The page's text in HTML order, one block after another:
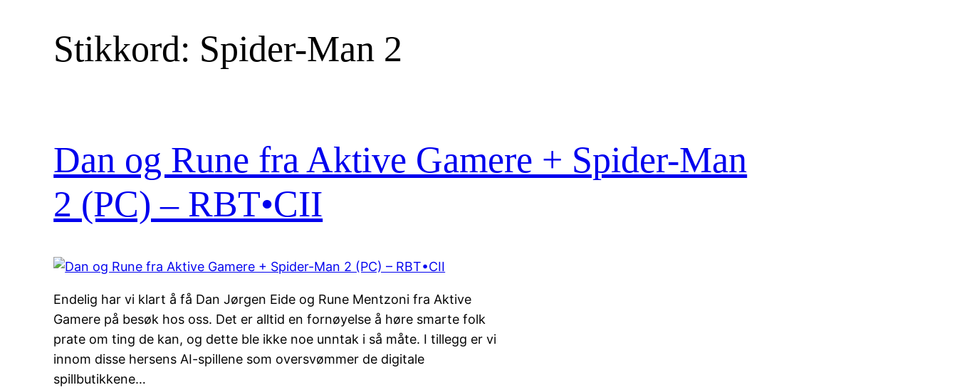
Stikkord: Spider-Man 2
Dan og Rune fra Aktive Gamere + Spider-Man
2 (PC) – RBT•CII
Endelig har vi klart å få Dan Jørgen Eide og Rune Mentzoni fra Aktive
Gamere på besøk hos oss. Det er alltid en fornøyelse å høre smarte folk
prate om ting de kan, og dette ble ikke noe unntak i så måte. I tillegg er vi
innom disse hersens AI-spillene som oversvømmer de digitale
spillbutikkene…